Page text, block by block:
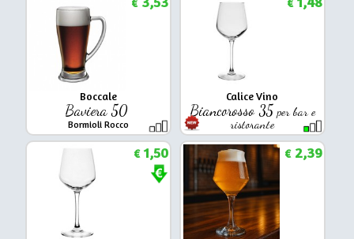
Boccale
Baviera 50
Bormioli Rocco
€
Calice Vino
Biancorosso 35per bar e
ristorante
Arcoroc
€
€1,50 €2,39